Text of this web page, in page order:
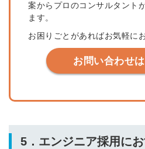
案からプロのコンサルタント
ます。
お困りごとがあればお気軽に
お問い合わせ
5．エンジニア採用に